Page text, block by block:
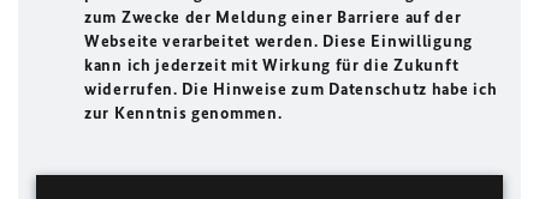
zum Zwecke der Meldung einer Barriere auf der
Webseite verarbeitet werden. Diese Einwilligung
kann ich jederzeit mit Wirkung für die Zukunft
widerrufen. Die Hinweise zum Datenschutz habe ich
zur Kenntnis genommen.